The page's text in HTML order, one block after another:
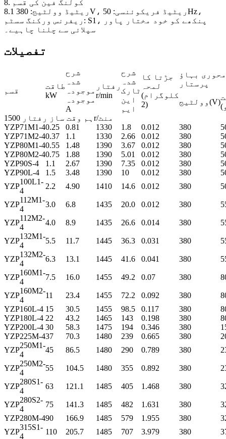
8. کولنگ فین کی قسم
8.1 ریٹیڈ وولٹیج: 380V، ریٹیڈ فریکوئنسی: 50Hz،
ریفرنس ورکنگ سسٹم: S1، پنکھے کو خود مختار پاور
سپلائی سے چلنا چاہیے۔
تفصیلات
قسم
طاقت
kW
شرح
شدہ
موجودہ
موجودہ
A
رفتار
r/min
شرح
شدہ
ٹارک
این
ایم
جڑتا کا
لمحہ
(کلوگرام
2)
محوری بہاؤ
پرستار
وولٹیج(V)
ہم وقت ساز رفتار 1500r/منٹ
YZP71M1-40.25 0.81 1330 1.8 0.012 380
YZP71M2-40.37 1.1 1330 2.66 0.012 380
YZP80M1-40.55 1.48 1390 3.67 0.012 380
YZP80M2-40.75 1.88 1390 5.01 0.012 380
YZP90S-4 1.1 2.67 1390 7.35 0.012 380
YZP90L-4 1.5 3.48 1390 10 0.012 380
YZP
100L1-
4
2.2 4.90 1410 14.6 0.012 380
YZP
112M1-
4
3.0 6.8 1435 20.0 0.012 380
YZP
112M2-
4
4.0 8.9 1435 26.6 0.014 380
YZP
132M1-
4
5.5 11.7 1445 36.3 0.031 380
YZP
132M2-
4
6.3 13.1 1445 41.6 0.041 380
YZP
160M1-
4
7.5 16.0 1455 49.2 0.07 380
YZP
160M2-
4
11 23.4 1455 72.2 0.092 380
YZP160L-4 15 30.5 1455 98.5 0.117 380
YZP180L-4 22 43.2 1465 143 0.198 380
YZP200L-4 30 58.3 1475 194 0.346 380
YZP225M-437 70.3 1480 239 0.665 380
YZP
250M1-
4
45 86.5 1480 290 0.789 380
YZP
250M2-
4
55 104.5 1480 355 0.892 380
YZP
280S1-
4
63 121.1 1485 405 1.468 380
YZP
280S2-
4
75 141.3 1485 482 1.631 380
YZP280M-490 166.9 1485 579 1.955 380
YZP
315S1-
4
110 205.7 1485 707 3.979 380